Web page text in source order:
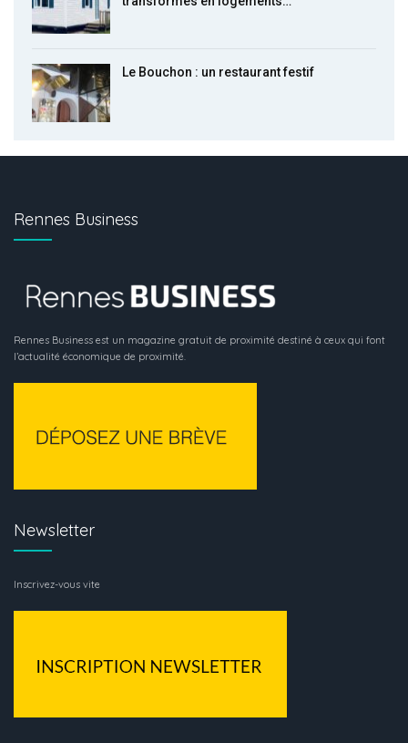
Le Bouchon : un restaurant festif
Rennes Business
Rennes Business est un magazine gratuit de proximité destiné à ceux qui font
l’actualité économique de proximité.
Newsletter
Inscrivez-vous vite